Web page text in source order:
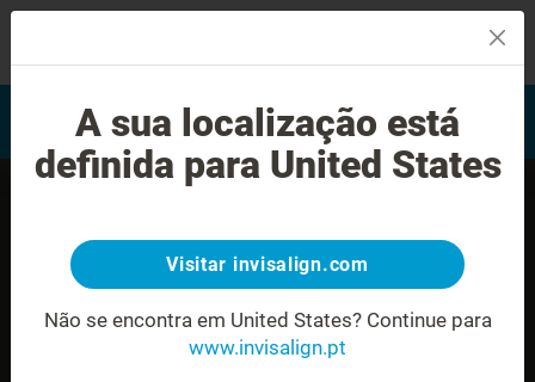
Avaliação do sorriso
Encontrar um Invisalign
provider
A sua localização está
definida para United States
Visitar invisalign.com
Não se encontra em United States? Continue para
www.invisalign.pt